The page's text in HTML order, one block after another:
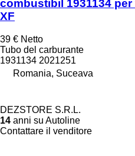
combustibil 1931134
XF
39 € Netto
Tubo del carburante
1931134 2021251
Romania, Suceava
DEZSTORE S.R.L.
14 anni su Autoline
Contattare il venditore